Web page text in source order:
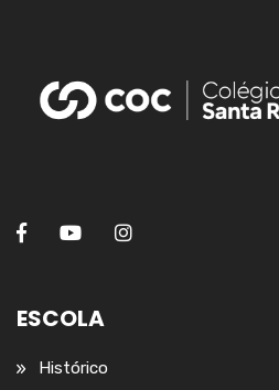
ESCOLA
Histórico